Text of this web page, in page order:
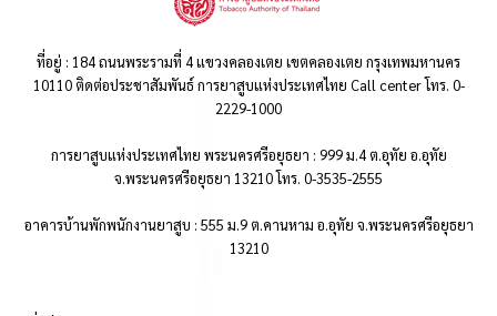
ที่อยู่ : 184 ถนนพระรามที่ 4 แขวงคลองเตย เขตคลองเตย กรุงเทพมหานคร
10110 ติดต่อประชาสัมพันธ์ การยาสูบแห่งประเทศไทย Call center โทร. 0-
2229-1000
การยาสูบแห่งประเทศไทย พระนครศรีอยุธยา : 999 ม.4 ต.อุทัย อ.อุทัย
จ.พระนครศรีอยุธยา 13210 โทร. 0-3535-2555
อาคารบ้านพักพนักงานยาสูบ : 555 ม.9 ต.คานหาม อ.อุทัย จ.พระนครศรีอยุธยา
13210